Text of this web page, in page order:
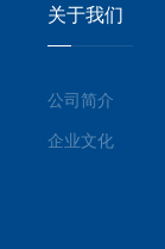
关于我们
公司简介
企业文化